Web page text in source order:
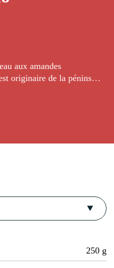
aux amandes
originaire de la péninsule
250 g